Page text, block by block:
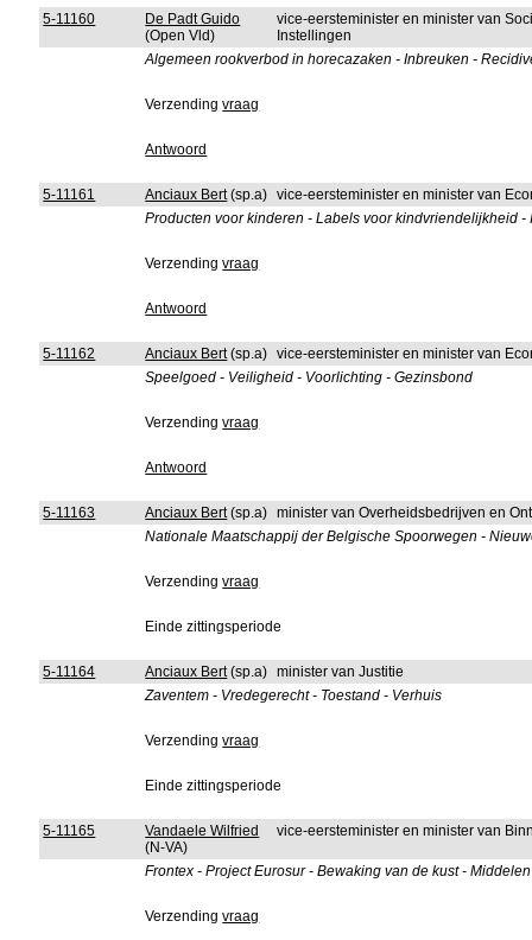
5-11160
De Padt Guido
(Open Vld)
vice-eersteminister en minister van
Instellingen
Algemeen rookverbod in horecazaken - Inbreuken -
Verzendingvraag
Antwoord
5-11161 Anciaux Bert(sp.a) vice-eersteminister en minister van
Producten voor kinderen - Labels voor kindvriendelijkheid -
Verzendingvraag
Antwoord
5-11162 Anciaux Bert(sp.a) vice-eersteminister en minister van
Speelgoed - Veiligheid - Voorlichting - Gezinsbond
Verzendingvraag
Antwoord
5-11163 Anciaux Bert(sp.a) minister van Overheidsbedrijven en
Nationale Maatschappij der Belgische Spoorwegen -
Verzendingvraag
Einde zittingsperiode
5-11164 Anciaux Bert(sp.a) minister van Justitie
Zaventem - Vredegerecht - Toestand - Verhuis
Verzendingvraag
Einde zittingsperiode
5-11165
Vandaele Wilfried
(N-VA)
vice-eersteminister en minister van
Frontex - Project Eurosur - Bewaking van de kust - Middelen
Verzendingvraag